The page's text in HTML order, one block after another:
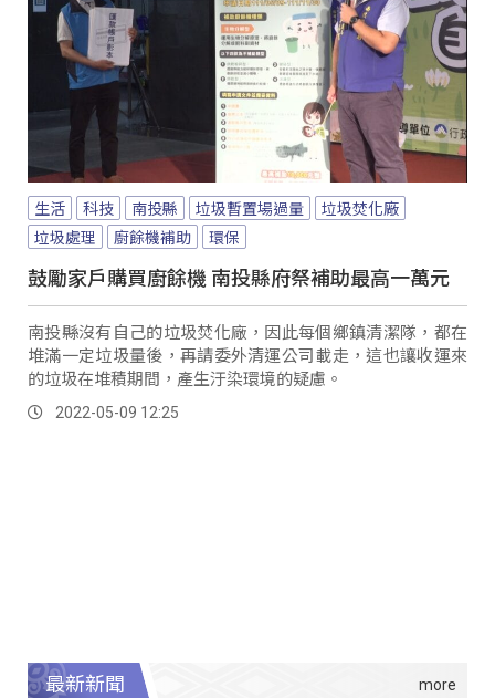
生活 科技 南投縣 垃圾暫置場過量
垃圾焚化廠
垃圾處理
廚餘機補助 環保
鼓勵家戶購買廚餘機 南投縣府祭補助最高一萬元
南投縣沒有自己的垃圾焚化廠，因此每個鄉鎮清潔隊，都在
堆滿一定垃圾量後，再請委外清運公司載走，這也讓收運來
的垃圾在堆積期間，產生汙染環境的疑慮。
2022-05-09 12:25
最新新聞